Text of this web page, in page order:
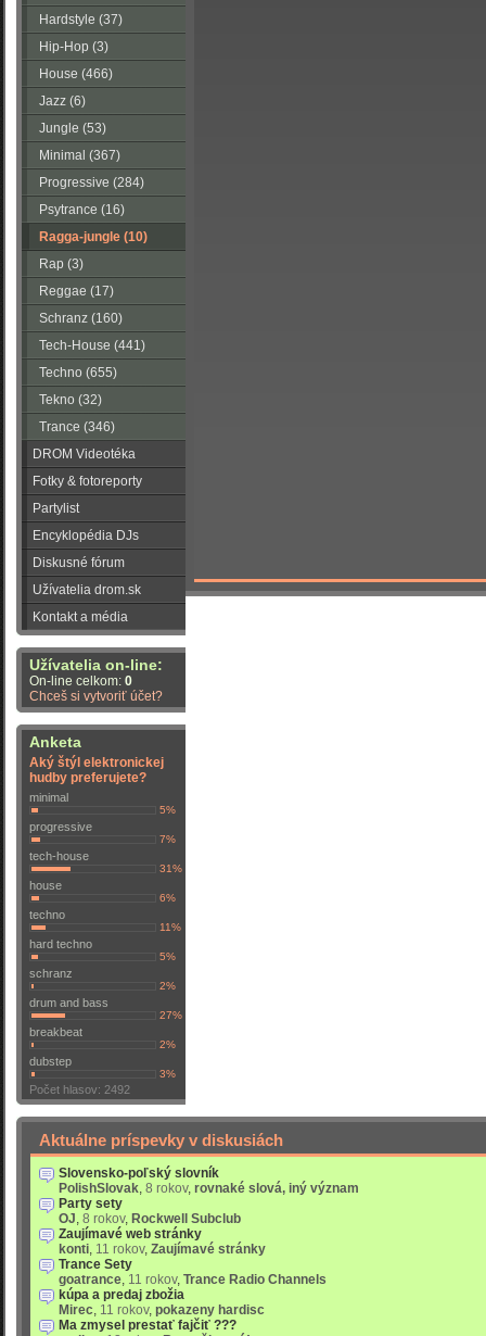
Hardstyle (37)
Hip-Hop (3)
House (466)
Jazz (6)
Jungle (53)
Minimal (367)
Progressive (284)
Psytrance (16)
Ragga-jungle (10)
Rap (3)
Reggae (17)
Schranz (160)
Tech-House (441)
Techno (655)
Tekno (32)
Trance (346)
DROM Videotéka
Fotky & fotoreporty
Partylist
Encyklopédia DJs
Diskusné fórum
Užívatelia drom.sk
Kontakt a média
Užívatelia on-line:
On-line celkom: 0
Chceš si vytvoriť účet?
Anketa
Aký štýl elektronickej
hudby preferujete?
minimal
5%
progressive
7%
tech-house
31%
house
6%
techno
11%
hard techno
5%
schranz
2%
drum and bass
27%
breakbeat
2%
dubstep
3%
Počet hlasov: 2492
Aktuálne príspevky v diskusiách
Slovensko-poľský slovník
PolishSlovak, 8 rokov, rovnaké slová, iný význam
Party sety
OJ, 8 rokov, Rockwell Subclub
Zaujímavé web stránky
konti, 11 rokov, Zaujímavé stránky
Trance Sety
goatrance, 11 rokov, Trance Radio Channels
kúpa a predaj zbožia
Mirec, 11 rokov, pokazeny hardisc
Ma zmysel prestať fajčiť ???